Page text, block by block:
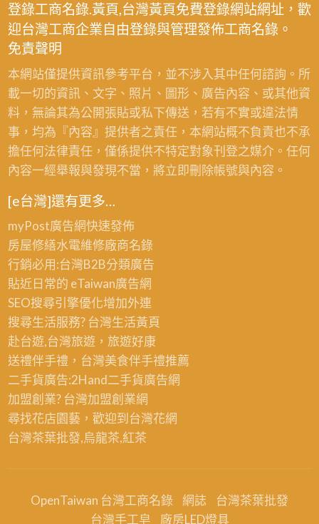
登錄工商名錄.黃頁,台灣黃頁免費登錄網站網址，歡
迎台灣工商企業自由登錄與管理發佈工商名錄。
免責聲明
本網站僅提供資訊參考平台，並不涉入其中任何諮詢。所
載一切的資訊、文字、照片、圖形、廣告內容、或其他資
料，無論其為公開張貼或私下傳送，若有不實或違法情
事，均為『內容』提供者之責任，本網站概不負責也不承
擔任何法律責任，僅係提供不特定對象刊登之媒介。任何
內容一經舉報與發現不當，將立即刪除帳號與內容。
[e台灣]還有更多…
myPost廣告網快速發佈
房屋修繕水電維修廠商名錄
行銷必用:台灣B2B分類廣告
貼近日常的 eTaiwan廣告網
SEO搜尋引擎優化增加外連
搜尋生活服務? 台灣生活黃頁
赴台遊,台灣旅遊，旅遊好康
送禮伴手禮，台灣美食伴手禮推薦
二手貨廣告:2Hand二手貨廣告網
加盟創業? 台灣加盟創業網
尋找花店園藝，歡迎到 台灣花網
台灣茶葉批發,烏龍茶,紅茶
OpenTaiwan 台灣工商名錄 網誌
台灣茶葉批發
台灣手工皂
廠房LED燈具